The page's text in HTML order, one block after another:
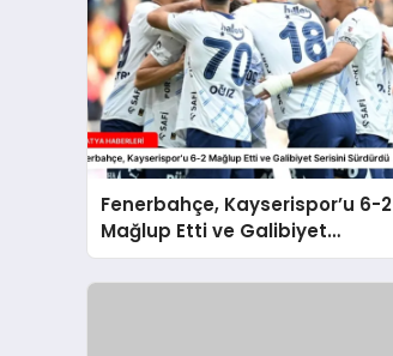
Fenerbahçe, Kayserispor’u 6-2
Mağlup Etti ve Galibiyet
Serisini Sürdürdü